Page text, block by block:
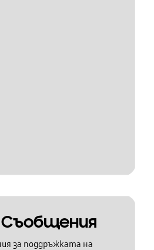
Съобщения
за поддръжката на